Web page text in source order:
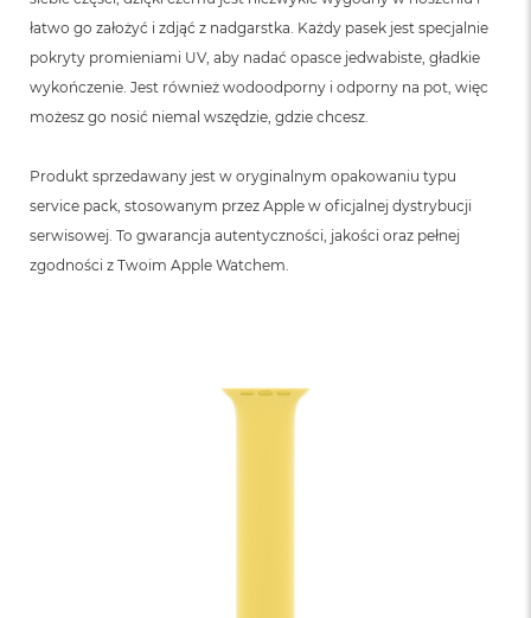
łatwo go założyć i zdjąć z nadgarstka. Każdy pasek jest specjalnie
pokryty promieniami UV, aby nadać opasce jedwabiste, gładkie
wykończenie. Jest również wodoodporny i odporny na pot, więc
możesz go nosić niemal wszędzie, gdzie chcesz.
Produkt sprzedawany jest w oryginalnym opakowaniu typu
service pack, stosowanym przez Apple w oficjalnej dystrybucji
serwisowej. To gwarancja autentyczności, jakości oraz pełnej
zgodności z Twoim Apple Watchem.